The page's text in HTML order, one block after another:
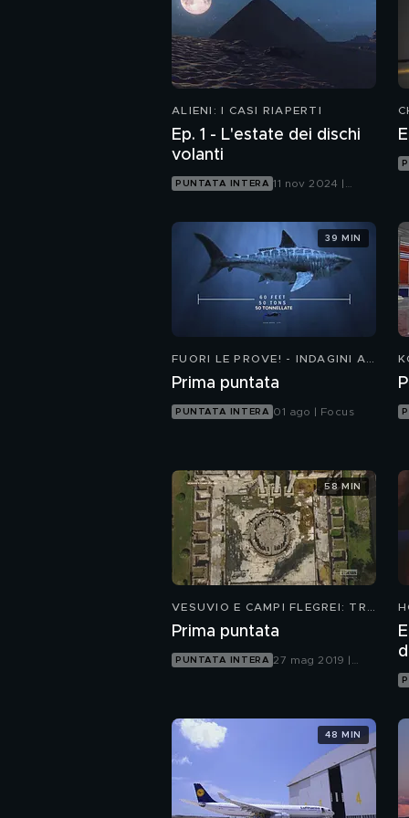
ALIENI: I CASI RIAPERTI
Ep. 1 - L'estate dei dischi
volanti
PUNTATA INTERA 11 nov 2024 |
FUORI LE PROVE! - INDAGINI AI
Prima puntata
PUNTATA INTERA 01 ago | Focus
39 MIN
VESUVIO E CAMPI FLEGREI: TRA
Prima puntata
PUNTATA INTERA 27 mag 2019 |
58 MIN
48 MIN